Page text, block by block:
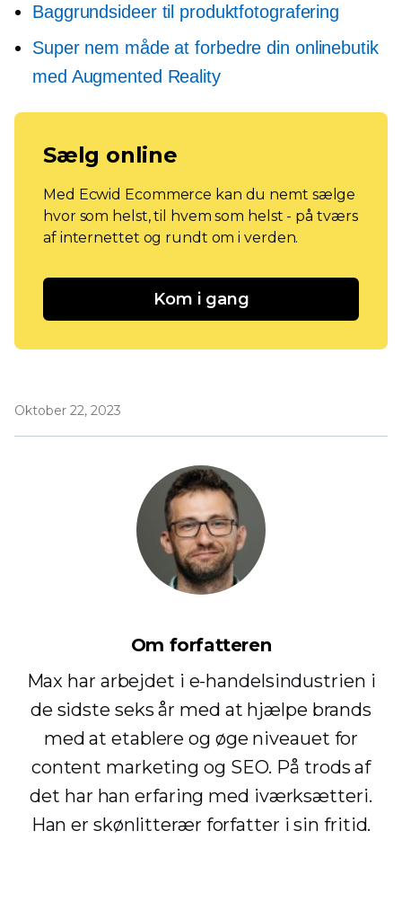
Baggrundsideer til produktfotografering
Super nem måde at forbedre din onlinebutik
med Augmented Reality
Sælg online
Med Ecwid Ecommerce kan du nemt sælge
hvor som helst, til hvem som helst - på tværs
af internettet og rundt om i verden.
Kom i gang
Oktober 22, 2023
Om forfatteren
Max har arbejdet i e-handelsindustrien i
de sidste seks år med at hjælpe brands
med at etablere og øge niveauet for
content marketing og SEO. På trods af
det har han erfaring med iværksætteri.
Han er skønlitterær forfatter i sin fritid.